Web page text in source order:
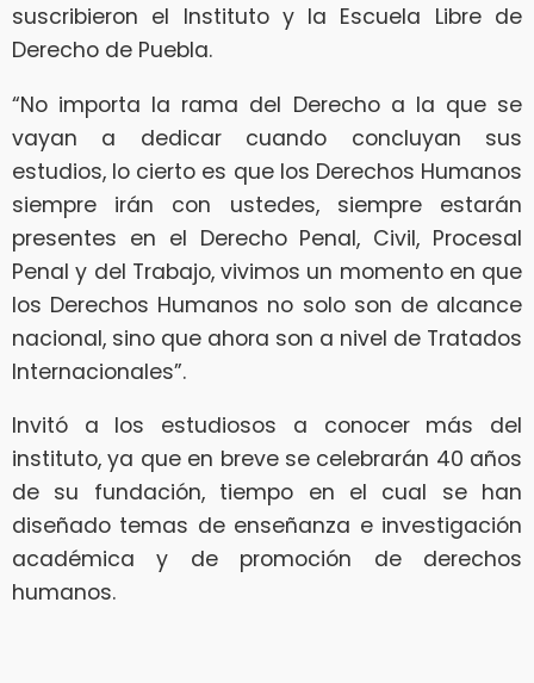
suscribieron el Instituto y la Escuela Libre de
Derecho de Puebla.
“No importa la rama del Derecho a la que se
vayan a dedicar cuando concluyan sus
estudios, lo cierto es que los Derechos Humanos
siempre irán con ustedes, siempre estarán
presentes en el Derecho Penal, Civil, Procesal
Penal y del Trabajo, vivimos un momento en que
los Derechos Humanos no solo son de alcance
nacional, sino que ahora son a nivel de Tratados
Internacionales”.
Invitó a los estudiosos a conocer más del
instituto, ya que en breve se celebrarán 40 años
de su fundación, tiempo en el cual se han
diseñado temas de enseñanza e investigación
académica y de promoción de derechos
humanos.